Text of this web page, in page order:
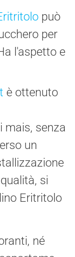
può
per
l'aspetto e
è ottenuto
mais, senza
un
si
Eritritolo
né